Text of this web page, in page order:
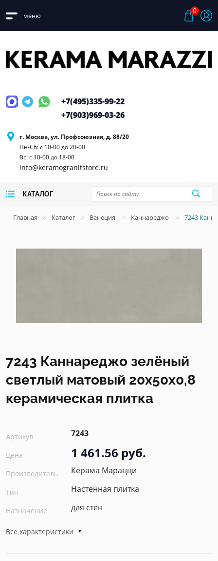
меню
0
г. Москва, ул. Профсоюзная, д. 88/20
Пн-Сб: с 10-00 до 20-00
Вс: с 10-00 до 18-00
info@keramogranitstore.ru
+7(495)335-99-22
+7(903)969-03-26
КАТАЛОГ
Главная Каталог Венеция Каннареджо 7243
7243 Каннареджо зелёный
светлый матовый 20x50x0,8
керамическая плитка
Артикул 7243
Цена 1 461.56 руб.
Производитель Керама Марацци
Тип Настенная плитка
Назначение для стен
Все характеристики